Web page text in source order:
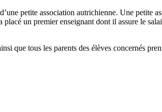
petite association autrichienne. Une petite
un premier enseignant dont il assure le
que tous les parents des élèves concernés